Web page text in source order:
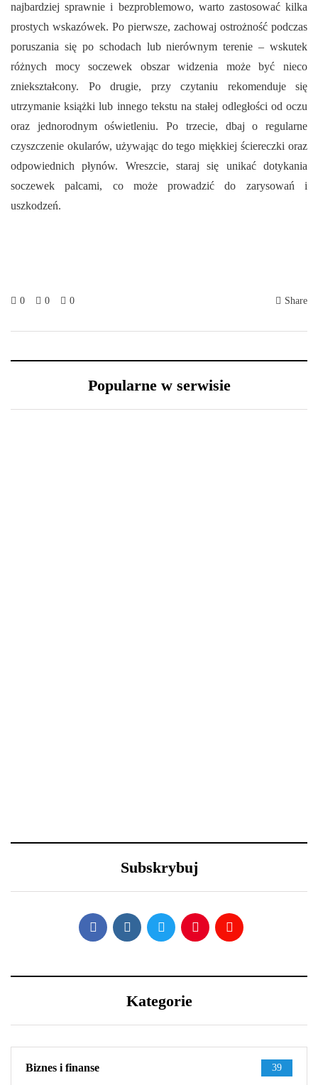
najbardziej sprawnie i bezproblemowo, warto zastosować kilka
prostych wskazówek. Po pierwsze, zachowaj ostrożność podczas
poruszania się po schodach lub nierównym terenie – wskutek
różnych mocy soczewek obszar widzenia może być nieco
zniekształcony. Po drugie, przy czytaniu rekomenduje się
utrzymanie książki lub innego tekstu na stałej odległości od oczu
oraz jednorodnym oświetleniu. Po trzecie, dbaj o regularne
czyszczenie okularów, używając do tego miękkiej ściereczki oraz
odpowiednich płynów. Wreszcie, staraj się unikać dotykania
soczewek palcami, co może prowadzić do zarysowań i
uszkodzeń.
0 0 0 Share
Popularne w serwisie
Efektowne fryzury
Lexus LFA Nürburgring
Package - co sprawia, że
jest aż tak wyjątkowy?
Subskrybuj
Kategorie
Biznes i finanse 39